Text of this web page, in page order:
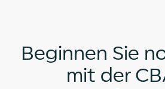
Beginnen Sie
mit der